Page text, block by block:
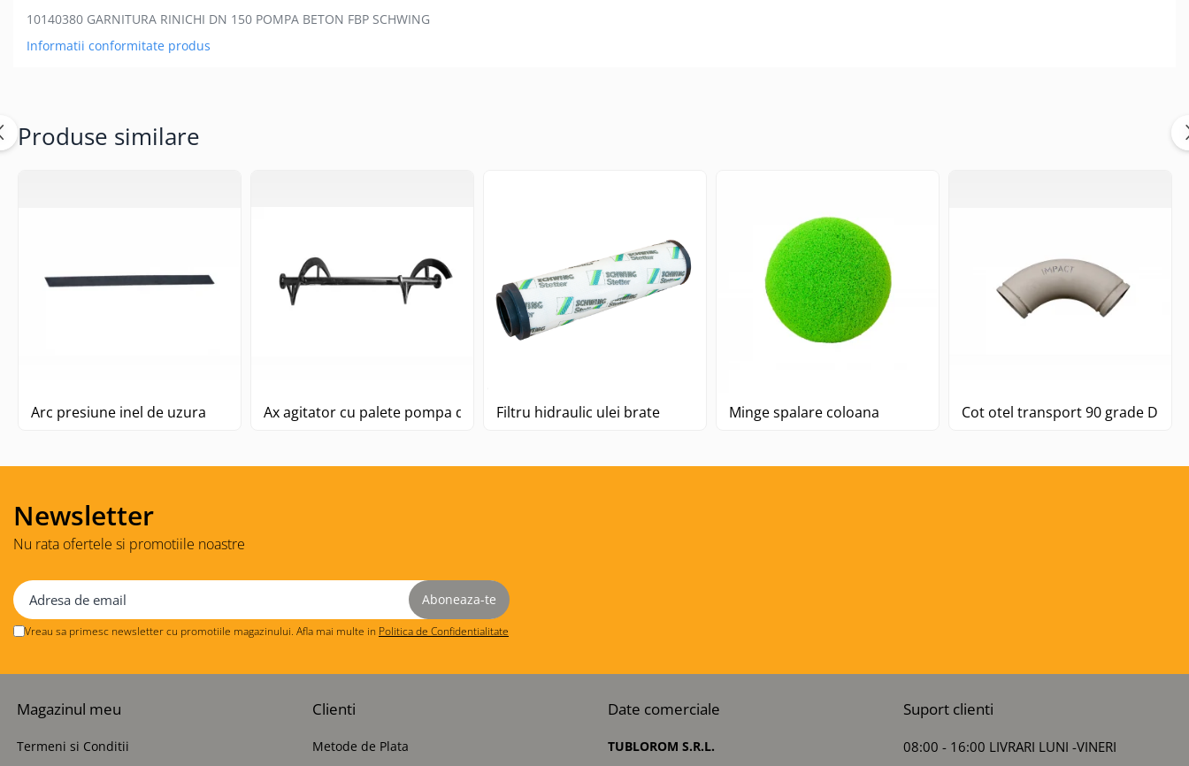
10140380 GARNITURA RINICHI DN 150 POMPA BETON FBP SCHWING
Informatii conformitate produs
Produse similare
Arc presiune inel de uzura Ax agitator cu palete pompa de beton schwingFiltru hidraulic ulei brate Minge spalare coloana Cot otel transport 90 grade
Newsletter
Nu rata ofertele si promotiile noastre
Vreau sa primesc newsletter cu promotiile magazinului. Afla mai multe in Politica de Confidentialitate
Magazinul meu
Termeni si Conditii
Clienti
Metode de Plata
Date comerciale
TUBLOROM S.R.L.
Suport clienti
08:00 - 16:00 LIVRARI LUNI -VINERI